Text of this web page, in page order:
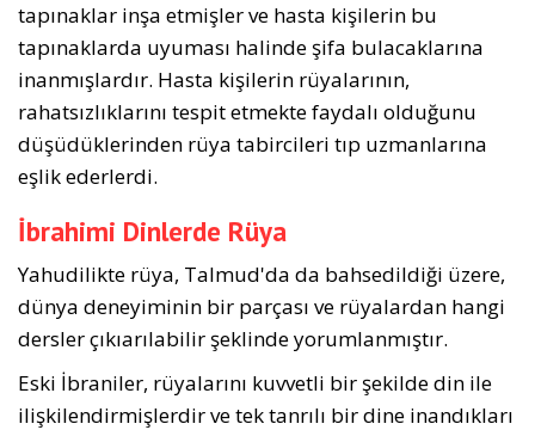
tapınaklar inşa etmişler ve hasta kişilerin bu
tapınaklarda uyuması halinde şifa bulacaklarına
inanmışlardır. Hasta kişilerin rüyalarının,
rahatsızlıklarını tespit etmekte faydalı olduğunu
düşüdüklerinden rüya tabircileri tıp uzmanlarına
eşlik ederlerdi.
İbrahimi Dinlerde Rüya
Yahudilikte rüya, Talmud'da da bahsedildiği üzere,
dünya deneyiminin bir parçası ve rüyalardan hangi
dersler çıkıarılabilir şeklinde yorumlanmıştır.
Eski İbraniler, rüyalarını kuvvetli bir şekilde din ile
ilişkilendirmişlerdir ve tek tanrılı bir dine inandıkları